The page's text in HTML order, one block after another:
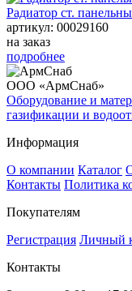
Радиатор ст.
артикул: 00029160
на заказ
подробнее
ООО «АрмСнаб»
Оборудование и
газификации и
Информация
О компании Каталог
Контакты Политика
Покупателям
Регистрация Личный
Контакты